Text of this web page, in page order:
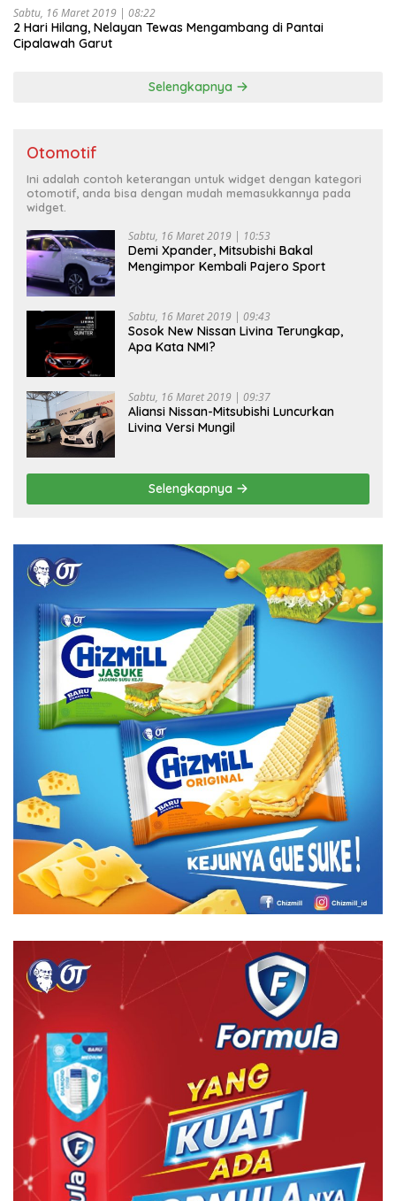
Sabtu, 16 Maret 2019 | 08:22
2 Hari Hilang, Nelayan Tewas Mengambang di Pantai
Cipalawah Garut
Selengkapnya
Otomotif
Ini adalah contoh keterangan untuk widget dengan kategori
otomotif, anda bisa dengan mudah memasukkannya pada
widget.
Sabtu, 16 Maret 2019 | 10:53
Demi Xpander, Mitsubishi Bakal
Mengimpor Kembali Pajero Sport
Sabtu, 16 Maret 2019 | 09:43
Sosok New Nissan Livina Terungkap,
Apa Kata NMI?
Sabtu, 16 Maret 2019 | 09:37
Aliansi Nissan-Mitsubishi Luncurkan
Livina Versi Mungil
Selengkapnya